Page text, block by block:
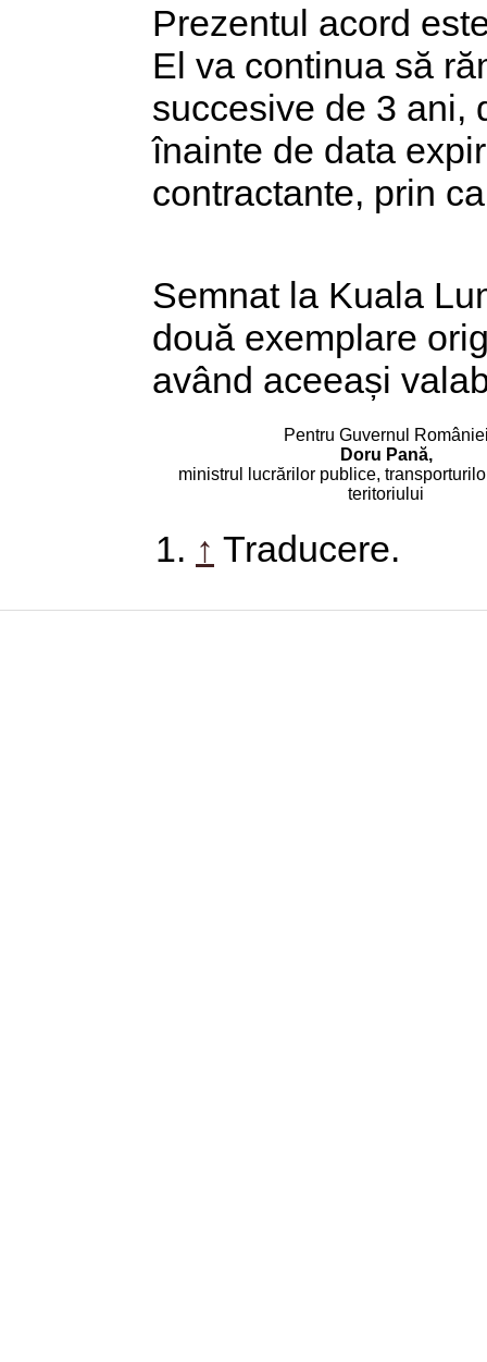
Prezentul acord
El va continua să
succesive de 3 ani,
înainte de data
contractante, prin
Semnat la Kuala
două exemplare
având aceeași
Pentru Guvernul
Doru Pană,
ministrul lucrărilor publice,
teritoriului
↑ Traducere.